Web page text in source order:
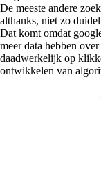
De meeste andere
althanks, niet zo
Dat komt omdat
meer data hebben
daadwerkelijk op
ontwikkelen van